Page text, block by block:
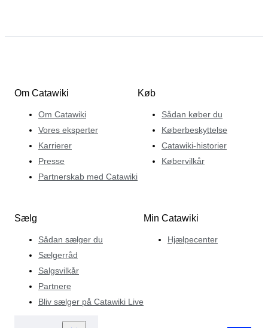
Om Catawiki
Om Catawiki
Vores eksperter
Karrierer
Presse
Partnerskab med Catawiki
Køb
Sådan køber du
Køberbeskyttelse
Catawiki-historier
Købervilkår
Sælg
Sådan sælger du
Sælgerråd
Salgsvilkår
Partnere
Bliv sælger på Catawiki Live
Min Catawiki
Hjælpecenter